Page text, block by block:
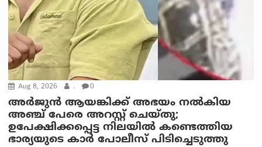
Aug 8, 2026 . 0
അര്‍ജുന്‍ ആയങ്കിക്ക് അഭയം നല്‍കിയ
അഞ്ച് പേരെ അറസ്റ്റ് ചെയ്തു;
ഉപേക്ഷിക്കപ്പെട്ട നിലയില്‍ കണ്ടെത്തിയ
ഭാര്യയുടെ കാര്‍ പോലീസ് പിടിച്ചെടുത്തു